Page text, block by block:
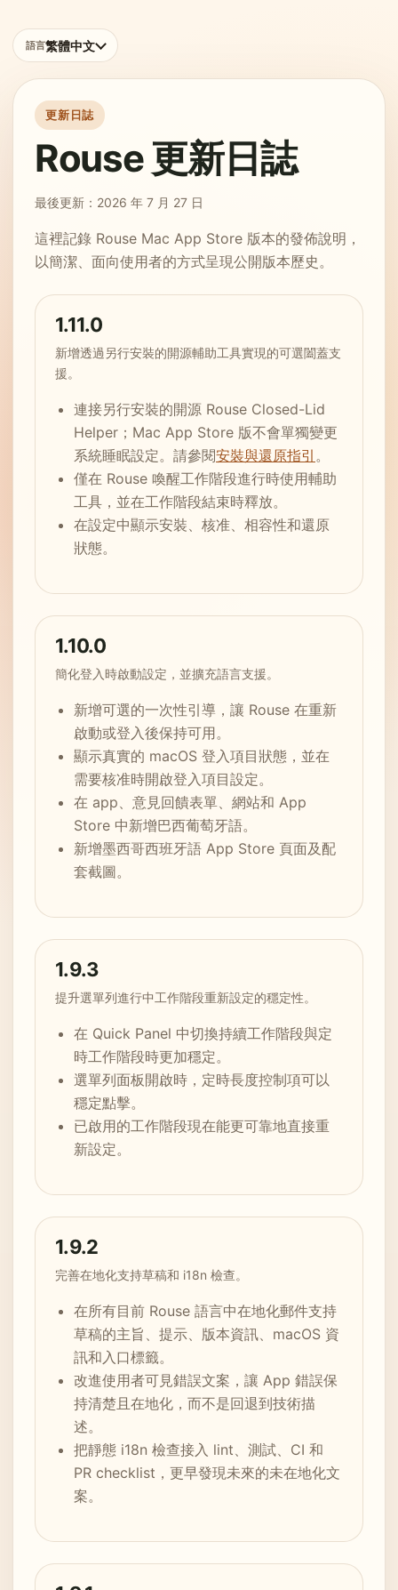
語言繁體中文
更新日誌
Rouse 更新日誌
最後更新：2026 年 7 月 27 日
這裡記錄 Rouse Mac App Store 版本的發佈說明，
以簡潔、面向使用者的方式呈現公開版本歷史。
1.11.0
新增透過另行安裝的開源輔助工具實現的可選闔蓋支
援。
連接另行安裝的開源 Rouse Closed-Lid
Helper；Mac App Store 版不會單獨變更
系統睡眠設定。請參閱安裝與還原指引 。
僅在 Rouse 喚醒工作階段進行時使用輔助
工具，並在工作階段結束時釋放。
在設定中顯示安裝、核准、相容性和還原
狀態。
1.10.0
簡化登入時啟動設定，並擴充語言支援。
新增可選的一次性引導，讓 Rouse 在重新
啟動或登入後保持可用。
顯示真實的 macOS 登入項目狀態，並在
需要核准時開啟登入項目設定。
在 app、意見回饋表單、網站和 App
Store 中新增巴西葡萄牙語。
新增墨西哥西班牙語 App Store 頁面及配
套截圖。
1.9.3
提升選單列進行中工作階段重新設定的穩定性。
在 Quick Panel 中切換持續工作階段與定
時工作階段時更加穩定。
選單列面板開啟時，定時長度控制項可以
穩定點擊。
已啟用的工作階段現在能更可靠地直接重
新設定。
1.9.2
完善在地化支持草稿和 i18n 檢查。
在所有目前 Rouse 語言中在地化郵件支持
草稿的主旨、提示、版本資訊、macOS 資
訊和入口標籤。
改進使用者可見錯誤文案，讓 App 錯誤保
持清楚且在地化，而不是回退到技術描
述。
把靜態 i18n 檢查接入 lint、測試、CI 和
PR checklist，更早發現未來的未在地化文
案。